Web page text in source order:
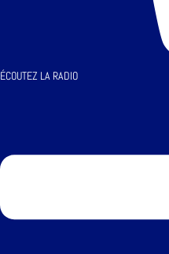
ÉCOUTEZ LA RADIO